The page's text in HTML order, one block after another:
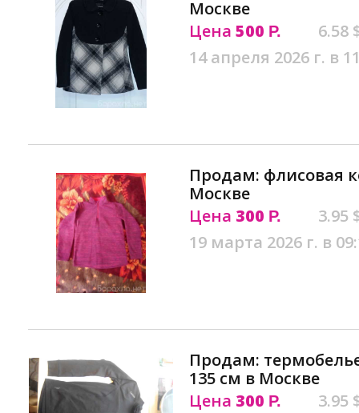
Москве
Цена 500 Р.
6.58
14 апреля 2026 г. в
Продам: флисовая
Москве
Цена 300 Р.
3.95
19 марта 2026 г. в
Продам:
135 см в Москве
Цена 300 Р.
3.95